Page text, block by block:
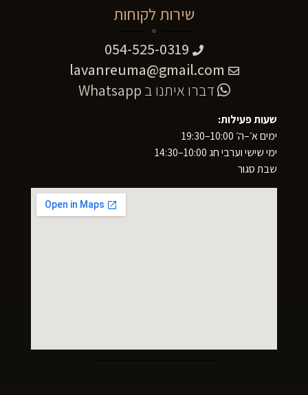
שירות לקוחות
054-525-0319
lavanreuma@gmail.com
דברו איתנו ב Whatsapp
שעות פעילות:
ימים א׳–ה׳ 10:00–19:30
ימי שישי וערבי חג 10:00–14:30
שבת סגור